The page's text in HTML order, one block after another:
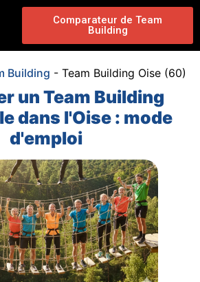
Comparateur de Team
Building
Building - Team Building Oise (60)
un Team Building
dans l'Oise : mode
d'emploi